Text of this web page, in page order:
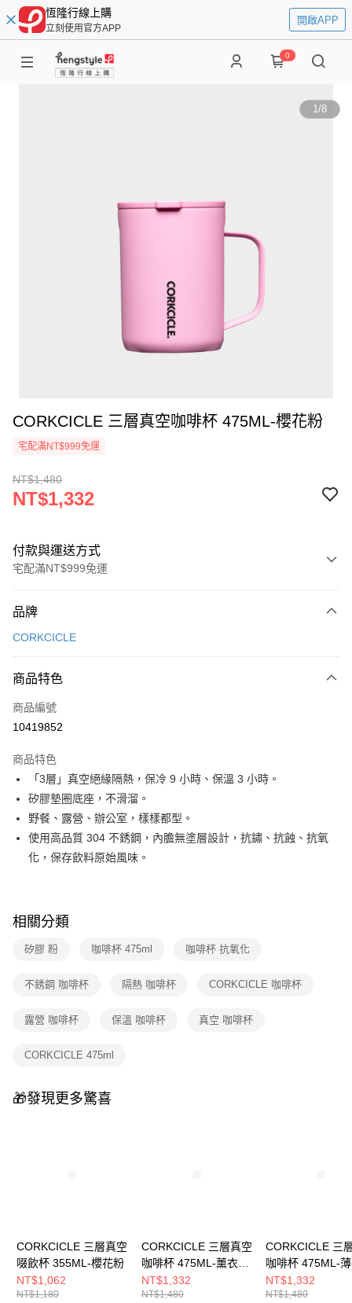
恆隆行線上購
立刻使用官方APP
開啟APP
0
1/8
CORKCICLE 三層真空咖啡杯 475ML-櫻花粉
宅配滿NT$999免運
NT$1,480
NT$1,332
付款與運送方式
宅配滿NT$999免運
信用卡一次付款
3 期 0 利率 每期
合作金庫商業銀行
上海商業儲蓄銀行
臺灣中小企業銀行
匯豐（台灣）商業銀行
華泰商業銀行
聯邦商業銀行
元大商業銀行
玉山商業銀行
星展（台灣）商業銀行
台灣樂天信用卡公司
合作金庫商業銀行
上海商業儲蓄銀行
國泰世華商業銀行
兆豐國際商業銀行
匯豐（台灣）商業銀行
聯邦商業銀行
元大商業銀行
永豐商業銀行
玉山商業銀行
即享券
LINE Pay
Apple Pay
街口支付
Google Pay
1.本服務由台灣大哥大提供，台灣大哥大用戶可立即使用無須另外申請。
流程，驗證手機門號後，選擇欲分期的期數、繳款截止日，確認付款後即完
3.實際核准額度、可分期數及費用金額請依後續交易確認頁面所載為準。
法說明評估內容。
1.分期款項不併入電信帳單，「大哥付你分期」於每月結算日後寄送繳費提
帳／街口支付／iPASS MONEY」等通路繳費。
ATM付款
宅配
免運費
品牌
CORKCICLE
商品特色
商品編號
10419852
商品特色
「3層」真空絕緣隔熱，保冷 9 小時、保溫 3 小時。
矽膠墊圈底座，不滑溜。
野餐、露營、辦公室，樣樣都型。
使用高品質 304 不銹鋼，內膽無塗層設計，抗鏽、抗蝕、抗氧
化，保存飲料原始風味。
相關分類
矽膠 粉 咖啡杯 475ml 咖啡杯 抗氧化
不銹鋼 咖啡杯 隔熱 咖啡杯 CORKCICLE 咖啡杯
露營 咖啡杯 保溫 咖啡杯 真空 咖啡杯
CORKCICLE 475ml
🎁發現更多驚喜
CORKCICLE 三層真空
啜飲杯 355ML-櫻花粉
NT$1,062
NT$1,180
CORKCICLE 三層真空
咖啡杯 475ML-薰衣草
紫
NT$1,332
NT$1,480
CORKCICLE 三
咖啡杯 475ML-
NT$1,332
NT$1,480